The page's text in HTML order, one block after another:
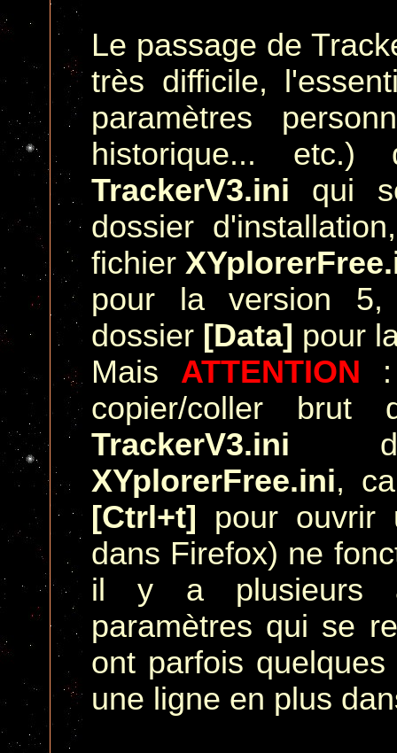
Le passage de
très difficile,
paramètres
historique...
TrackerV3.ini qui
dossier
fichier
pour la version
dossier [Data] pour
Mais ATTENTION :
copier/coller brut
TrackerV3.ini
XYplorerFree.ini,
[Ctrl+t]
pour ouvrir
dans Firefox) ne
il y a plusieurs
paramètres qui se
ont parfois
une ligne en plus